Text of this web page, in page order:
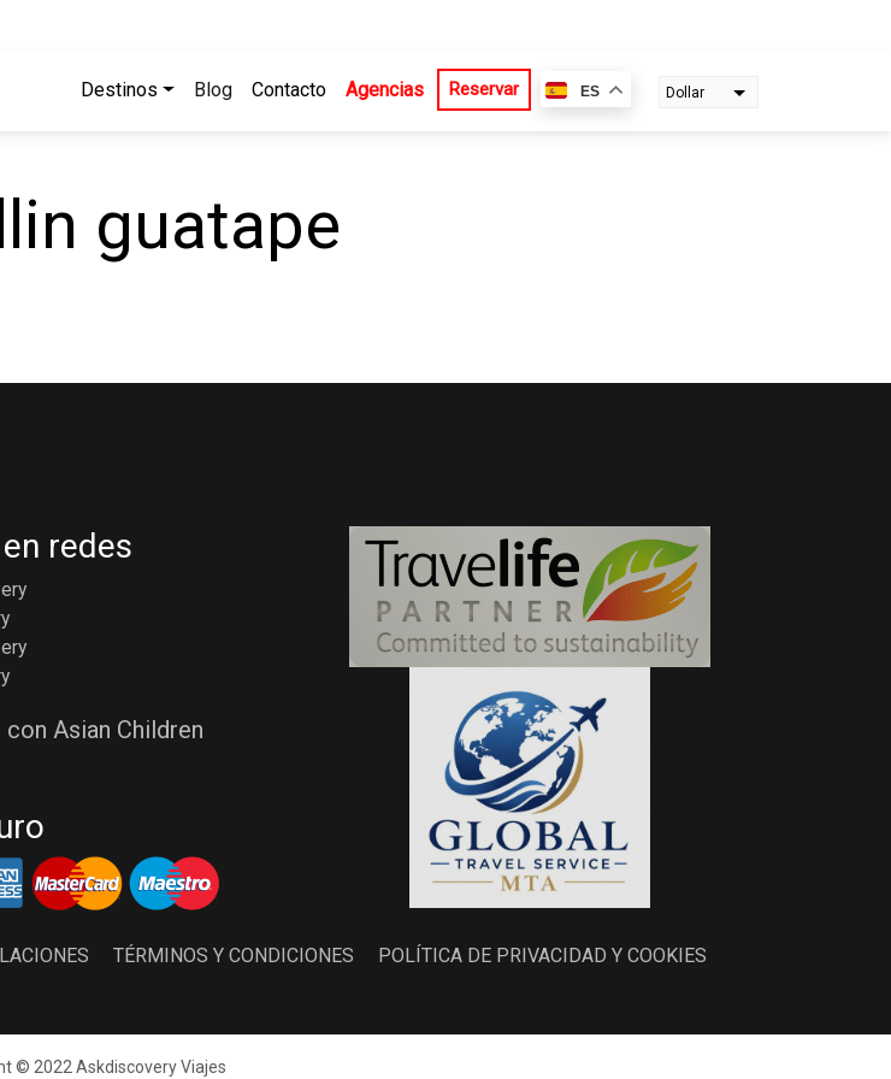
Destinos Blog Contacto Agencias Reservar ES
Dollar
guatape
redes
Asian Children
TÉRMINOS Y CONDICIONES POLÍTICA DE PRIVACIDAD Y COOKIES
© 2022 Askdiscovery Viajes